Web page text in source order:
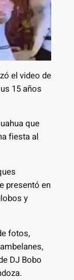
el video de
15 años
que
fiesta al
presentó en
y
fotos,
DJ Bobo